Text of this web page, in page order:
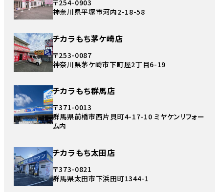
〒254-0903
神奈川県平塚市河内2-18-58
チカラもち茅ケ崎店
〒253-0087
神奈川県茅ケ崎市下町屋2丁目6-19
チカラもち群馬店
〒371-0013
群馬県前橋市西片貝町4-17-10 ミヤケンリフォー
ム内
チカラもち太田店
〒373-0821
群馬県太田市下浜田町1344-1